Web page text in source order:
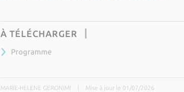
À TÉLÉCHARGER
Programme
MARIE-HELENE GERONIMI Mise à jour le 01/07/2026